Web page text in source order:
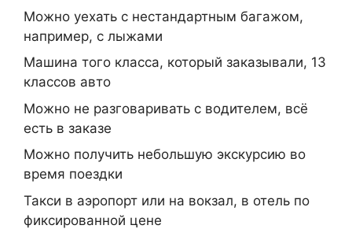
Можно уехать с нестандартным багажом,
например, с лыжами
Машина того класса, который заказывали, 13
классов авто
Можно не разговаривать с водителем, всё
есть в заказе
Можно получить небольшую экскурсию во
время поездки
Такси в аэропорт или на вокзал, в отель по
фиксированной цене